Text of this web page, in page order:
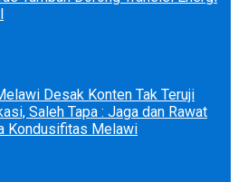
Desak Konten Tak Teruji
Saleh Tapa : Jaga dan Rawat
Kondusifitas Melawi